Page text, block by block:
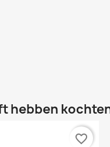
hebben
favorite_border